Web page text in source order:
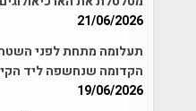
21/06/2026
תעלומה מתחת לפני
הקדומה שנחשפה ליד
19/06/2026